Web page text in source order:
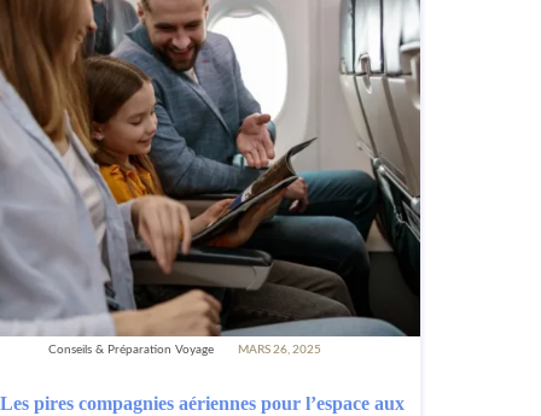
Conseils & Préparation Voyage MARS 26, 2025
Les pires compagnies aériennes pour l’espace aux